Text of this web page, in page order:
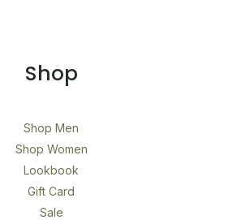
Shop
Shop Men
Shop Women
Lookbook
Gift Card
Sale